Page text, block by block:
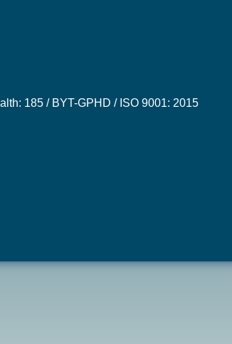
185 / BYT-GPHD / ISO 9001: 2015